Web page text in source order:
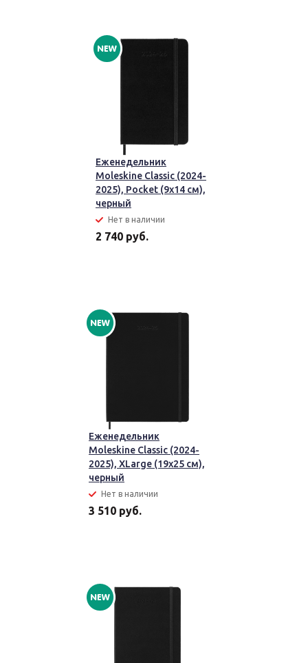
Еженедельник
Moleskine Classic (2024-
2025), Pocket (9x14 см),
черный
Нет в наличии
2 740 руб.
Еженедельник
Moleskine Classic (2024-
2025), XLarge (19x25 см),
черный
Нет в наличии
3 510 руб.